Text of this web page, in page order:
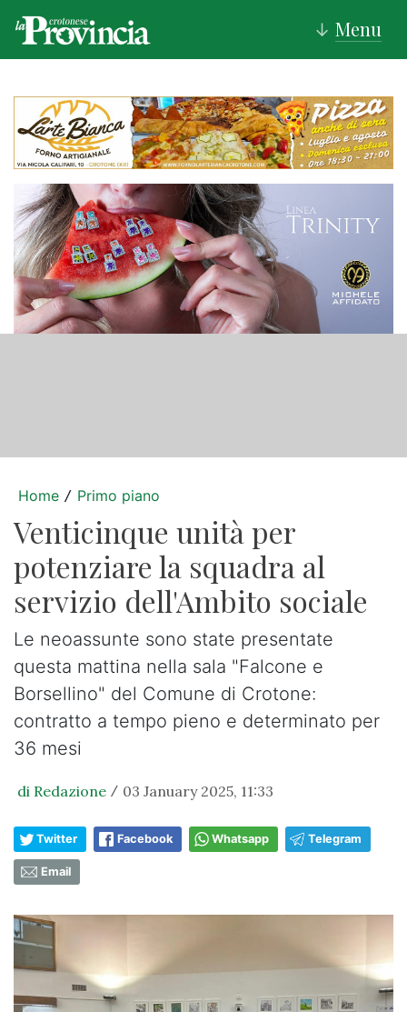
↓ Menu
Home / Primo piano
Venticinque unità per
potenziare la squadra al
servizio dell'Ambito sociale
Le neoassunte sono state presentate
questa mattina nella sala "Falcone e
Borsellino" del Comune di Crotone:
contratto a tempo pieno e determinato per
36 mesi
di Redazione / 03 January 2025, 11:33
Twitter Facebook Whatsapp Telegram
Email